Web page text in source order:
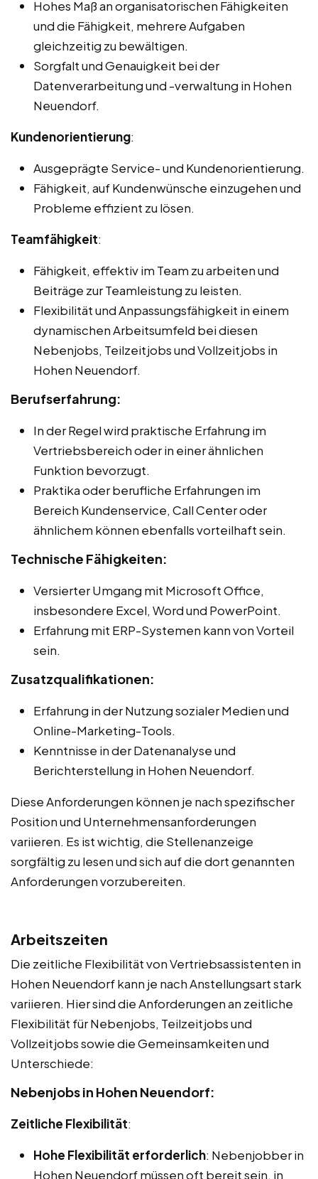
Hohes Maß an organisatorischen Fähigkeiten
und die Fähigkeit, mehrere Aufgaben
gleichzeitig zu bewältigen.
Sorgfalt und Genauigkeit bei der
Datenverarbeitung und -verwaltung in Hohen
Neuendorf.
Kundenorientierung:
Ausgeprägte Service- und Kundenorientierung.
Fähigkeit, auf Kundenwünsche einzugehen und
Probleme effizient zu lösen.
Teamfähigkeit:
Fähigkeit, effektiv im Team zu arbeiten und
Beiträge zur Teamleistung zu leisten.
Flexibilität und Anpassungsfähigkeit in einem
dynamischen Arbeitsumfeld bei diesen
Nebenjobs, Teilzeitjobs und Vollzeitjobs in
Hohen Neuendorf.
Berufserfahrung:
In der Regel wird praktische Erfahrung im
Vertriebsbereich oder in einer ähnlichen
Funktion bevorzugt.
Praktika oder berufliche Erfahrungen im
Bereich Kundenservice, Call Center oder
ähnlichem können ebenfalls vorteilhaft sein.
Technische Fähigkeiten:
Versierter Umgang mit Microsoft Office,
insbesondere Excel, Word und PowerPoint.
Erfahrung mit ERP-Systemen kann von Vorteil
sein.
Zusatzqualifikationen:
Erfahrung in der Nutzung sozialer Medien und
Online-Marketing-Tools.
Kenntnisse in der Datenanalyse und
Berichterstellung in Hohen Neuendorf.
Diese Anforderungen können je nach spezifischer
Position und Unternehmensanforderungen
variieren. Es ist wichtig, die Stellenanzeige
sorgfältig zu lesen und sich auf die dort genannten
Anforderungen vorzubereiten.
Arbeitszeiten
Die zeitliche Flexibilität von Vertriebsassistenten in
Hohen Neuendorf kann je nach Anstellungsart stark
variieren. Hier sind die Anforderungen an zeitliche
Flexibilität für Nebenjobs, Teilzeitjobs und
Vollzeitjobs sowie die Gemeinsamkeiten und
Unterschiede:
Nebenjobs in Hohen Neuendorf:
Zeitliche Flexibilität:
Hohe Flexibilität erforderlich: Nebenjobber in
Hohen Neuendorf müssen oft bereit sein, in